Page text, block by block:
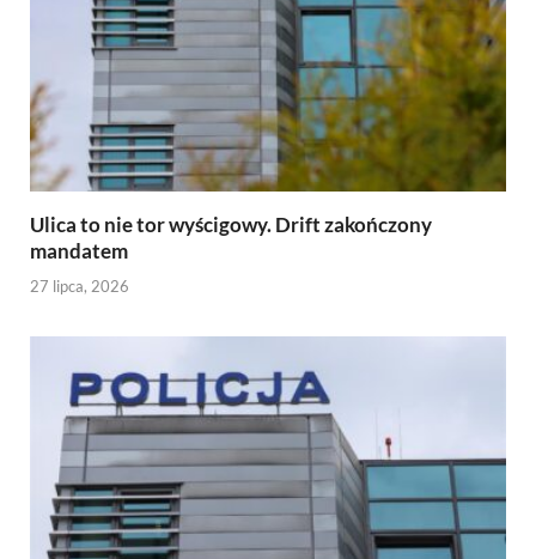
Ulica to nie tor wyścigowy. Drift zakończony
mandatem
27 lipca, 2026